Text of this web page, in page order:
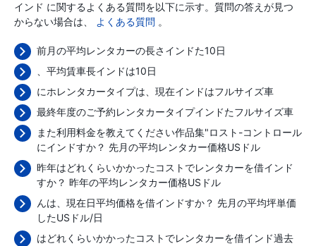
インド に関するよくある質問を以下に示す。質問の答えが見つ
からない場合は、
よくある質問 。
前月の平均レンタカーの長さインドた10日
、平均賃車長インドは10日
にホレンタカータイプは、現在インドはフルサイズ車
最終年度のご予約レンタカータイプインドたフルサイズ車
また利用料金を教えてください作品集"ロスト-コントロール
にインドすか？ 先月の平均レンタカー価格USドル
昨年はどれくらいかかったコストでレンタカーを借インド
すか？ 昨年の平均レンタカー価格USドル
んは、現在日平均価格を借インドすか？ 先月の平均坪単価
したUSドル/日
はどれくらいかかったコストでレンタカーを借インド過去